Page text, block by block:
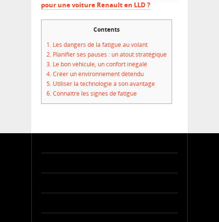
pour une voiture Renault en LLD ?
Contents
1. Les dangers de la fatigue au volant
2. Planifier ses pauses : un atout stratégique
3. Le bon véhicule, un confort inégalé
4.Créer un environnement détendu
5. Utiliser la technologie à son avantage
6.Connaître les signes de fatigue